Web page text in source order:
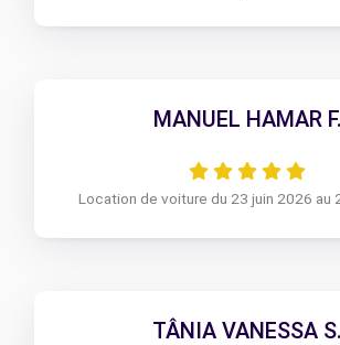
MANUEL HAMAR F.
Location de voiture du 23 juin 2026 au
TÂNIA VANESSA S.